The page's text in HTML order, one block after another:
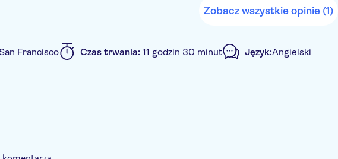
Zobacz wszystkie opinie (1)
Francisco Czas trwania: 11 godzin 30 minut Język:Angielski